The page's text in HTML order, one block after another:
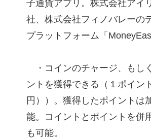
子通貨アプリ。株式会社アイ
社、株式会社フィノバレーの
プラットフォーム「
・コインのチャージ、もし
ントを獲得できる（１ポイン
円））。獲得したポイントは
能。コイントとポイントを併
も可能。